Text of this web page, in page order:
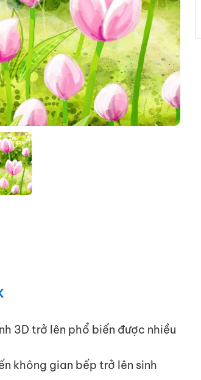
3D trở lên phổ biến được nhiều
không gian bếp trở lên sinh